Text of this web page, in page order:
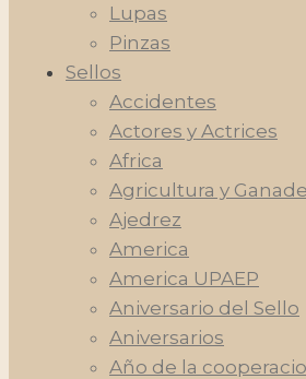
Lupas
Pinzas
Sellos
Accidentes
Actores y Actrices
Africa
Agricultura y
Ajedrez
America
America UPAEP
Aniversario del Sello
Aniversarios
Año de la